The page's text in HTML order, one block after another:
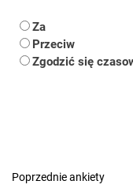
Za
Przeciw
Zgodzić się
Poprzednie ankiety